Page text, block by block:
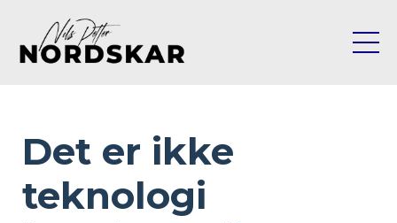
Det er ikke
teknologi